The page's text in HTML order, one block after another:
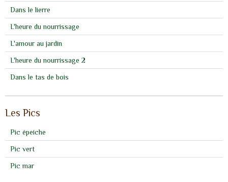
Dans le lierre
L'heure du nourrissage
L'amour au jardin
L'heure du nourrissage 2
Dans le tas de bois
Les Pics
Pic épeiche
Pic vert
Pic mar